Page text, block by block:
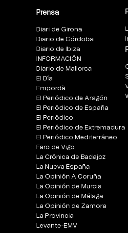
Prensa
Diari de Girona
Diario de Córdoba
Diario de Ibiza
INFORMACIÓN
Diario de Mallorca
El Día
Empordà
El Periódico de Aragón
El Periódico de España
El Periódico
El Periódico de Extremadura
El Periódico Mediterráneo
Faro de Vigo
La Crónica de Badajoz
La Nueva España
La Opinión A Coruña
La Opinión de Murcia
La Opinión de Málaga
La Opinión de Zamora
La Provincia
Levante-EMV